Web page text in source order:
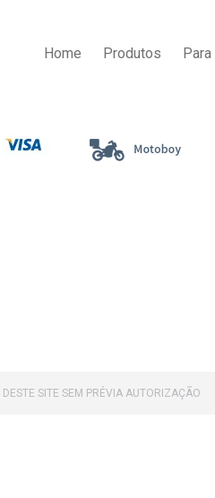
Home Produtos
ENTREGA
SITE SEM PRÉVIA AUTORIZAÇÃO